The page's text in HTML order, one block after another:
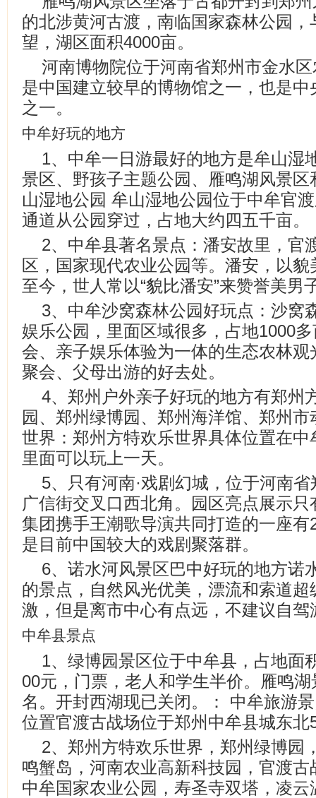
的北涉黄河古渡，南临国家森林公园
望，湖区面积4000亩。
河南博物院位于河南省郑州市金水
是中国建立较早的博物馆之一，也是
之一。
中牟好玩的地方
1、中牟一日游最好的地方是牟山湿
景区、野孩子主题公园、雁鸣湖风景
山湿地公园 牟山湿地公园位于中牟官
通道从公园穿过，占地大约四五千亩。
2、中牟县著名景点：潘安故里，官
区，国家现代农业公园等。潘安，以
至今，世人常以“貌比潘安”来赞誉美男
3、中牟沙窝森林公园好玩点：沙窝
娱乐公园，里面区域很多，占地1000
会、亲子娱乐体验为一体的生态农林
聚会、父母出游的好去处。
4、郑州户外亲子好玩的地方有郑州
园、郑州绿博园、郑州海洋馆、郑州
世界：郑州方特欢乐世界具体位置在
里面可以玩上一天。
5、只有河南·戏剧幻城，位于河南
广信街交叉口西北角。园区亮点展示
集团携手王潮歌导演共同打造的一座
是目前中国较大的戏剧聚落群。
6、诺水河风景区巴中好玩的地方诺
的景点，自然风光优美，漂流和索道
激，但是离市中心有点远，不建议自驾
中牟县景点
1、绿博园景区位于中牟县，占地面
00元，门票，老人和学生半价。雁鸣
名。开封西湖现已关闭。： 中牟旅游
位置官渡古战场位于郑州中牟县城东
2、郑州方特欢乐世界，郑州绿博园
鸣蟹岛，河南农业高新科技园，官渡
中牟国家农业公园，寿圣寺双塔，凌云